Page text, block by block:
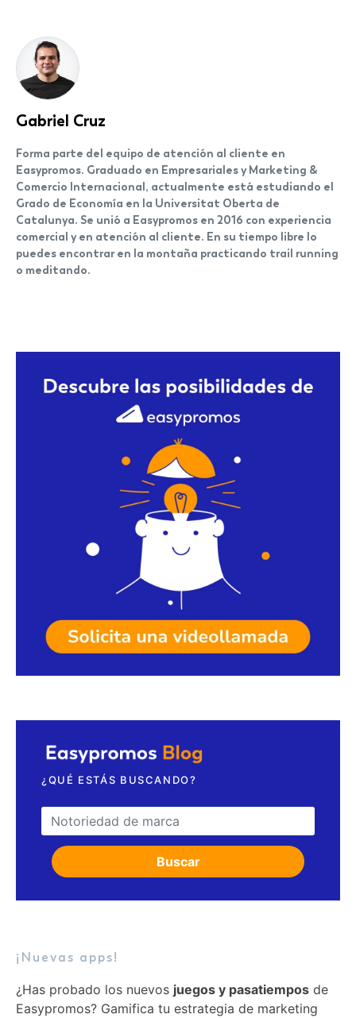
Gabriel Cruz
Forma parte del equipo de atención al cliente en
Easypromos. Graduado en Empresariales y Marketing &
Comercio Internacional, actualmente está estudiando el
Grado de Economía en la Universitat Oberta de
Catalunya. Se unió a Easypromos en 2016 con experiencia
comercial y en atención al cliente. En su tiempo libre lo
puedes encontrar en la montaña practicando trail running
o meditando.
¿QUÉ ESTÁS BUSCANDO?
Search for:
Buscar
¡Nuevas apps!
¿Has probado los nuevos juegos y pasatiempos de
Easypromos? Gamifica tu estrategia de marketing